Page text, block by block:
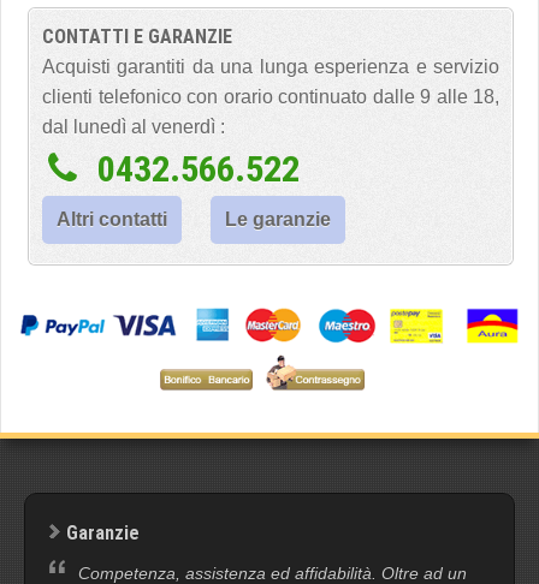
CONTATTI E GARANZIE
Acquisti garantiti da una lunga esperienza e servizio
clienti telefonico con orario continuato dalle 9 alle 18,
dal lunedì al venerdì :
0432.566.522
Altri contatti Le garanzie
Garanzie
Competenza, assistenza ed affidabilità. Oltre ad un